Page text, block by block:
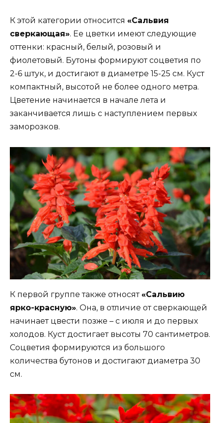
К этой категории относится «Сальвия
сверкающая». Ее цветки имеют следующие
оттенки: красный, белый, розовый и
фиолетовый. Бутоны формируют соцветия по
2-6 штук, и достигают в диаметре 15-25 см. Куст
компактный, высотой не более одного метра.
Цветение начинается в начале лета и
заканчивается лишь с наступлением первых
заморозков.
К первой группе также относят«Сальвию
ярко-красную». Она, в отличие от сверкающей
начинает цвести позже – с июля и до первых
холодов. Куст достигает высоты 70 сантиметров.
Соцветия формируются из большого
количества бутонов и достигают диаметра 30
см.